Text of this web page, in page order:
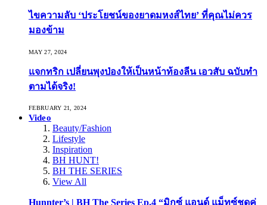
ไขความลับ ‘ประโยชน์ของยาดมหงส์ไทย’ ที่คุณไม่ควร
มองข้าม
MAY 27, 2024
แจกทริก เปลี่ยนพุงป่องให้เป็นหน้าท้องลีน เอวสับ ฉบับทำ
ตามได้จริง!
FEBRUARY 21, 2024
Video
Beauty/Fashion
Lifestyle
Inspiration
BH HUNT!
BH THE SERIES
View All
Hunnter’s | BH The Series Ep.4 “มิกซ์ แอนด์ แม็ทซ์ชุดคู่